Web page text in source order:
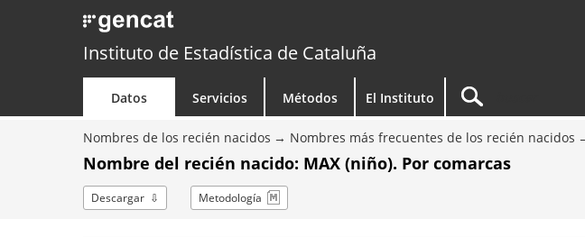
Instituto de Estadística de Cataluña
Datos Servicios Métodos El Instituto
Nombres de los recién nacidos Nombres más frecuentes de los recién nacidos
Nombre del recién nacido: MAX (niño). Por comarcas
Descargar Metodología